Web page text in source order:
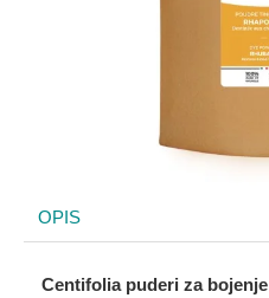
OPIS
Centifolia puderi za bojenje